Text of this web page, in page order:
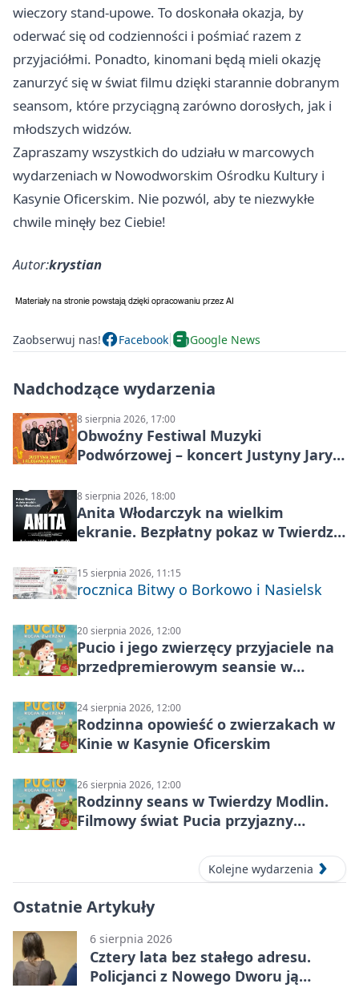
wieczory stand-upowe. To doskonała okazja, by
oderwać się od codzienności i pośmiać razem z
przyjaciółmi. Ponadto, kinomani będą mieli okazję
zanurzyć się w świat filmu dzięki starannie dobranym
seansom, które przyciągną zarówno dorosłych, jak i
młodszych widzów.
Zapraszamy wszystkich do udziału w marcowych
wydarzeniach w Nowodworskim Ośrodku Kultury i
Kasynie Oficerskim. Nie pozwól, aby te niezwykłe
chwile minęły bez Ciebie!
Autor:krystian
Zaobserwuj nas! Facebook Google News
Nadchodzące wydarzenia
8 sierpnia 2026, 17:00
Obwoźny Festiwal Muzyki
Podwórzowej – koncert Justyny Jary i
8 sierpnia 2026, 18:00
Anita Włodarczyk na wielkim
ekranie. Bezpłatny pokaz w Twierdzy
15 sierpnia 2026, 11:15
rocznica Bitwy o Borkowo i Nasielsk
20 sierpnia 2026, 12:00
Pucio i jego zwierzęcy przyjaciele na
przedpremierowym seansie w
24 sierpnia 2026, 12:00
Rodzinna opowieść o zwierzakach w
Kinie w Kasynie Oficerskim
26 sierpnia 2026, 12:00
Rodzinny seans w Twierdzy Modlin.
Filmowy świat Pucia przyjazny
Kolejne wydarzenia
Ostatnie Artykuły
6 sierpnia 2026
Cztery lata bez stałego adresu.
Policjanci z Nowego Dworu ją